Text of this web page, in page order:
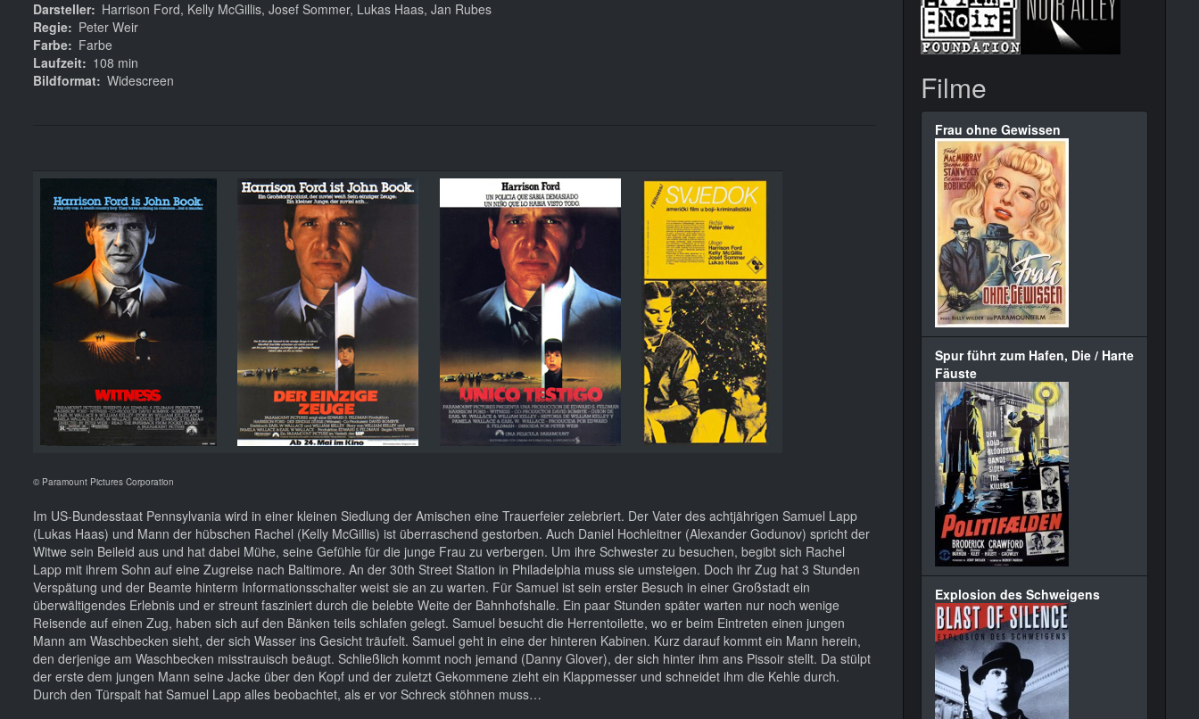
Darsteller
Harrison Ford, Kelly McGillis, Josef Sommer, Lukas Haas, Jan Rubes
Regie
Peter Weir
Farbe
Farbe
Laufzeit
108 min
Bildformat Widescreen
© Paramount Pictures Corporation
Im US-Bundesstaat Pennsylvania wird in einer kleinen Siedlung der Amischen eine Trauerfeier zelebriert. Der Vater des achtjährigen Samuel Lapp
(Lukas Haas) und Mann der hübschen Rachel (Kelly McGillis) ist überraschend gestorben. Auch Daniel Hochleitner (Alexander Godunov) spricht der
Witwe sein Beileid aus und hat dabei Mühe, seine Gefühle für die junge Frau zu verbergen. Um ihre Schwester zu besuchen, begibt sich Rachel
Lapp mit ihrem Sohn auf eine Zugreise nach Baltimore. An der 30th Street Station in Philadelphia muss sie umsteigen. Doch ihr Zug hat 3 Stunden
Verspätung und der Beamte hinterm Informationsschalter weist sie an zu warten. Für Samuel ist sein erster Besuch in einer Großstadt ein
überwältigendes Erlebnis und er streunt fasziniert durch die belebte Weite der Bahnhofshalle. Ein paar Stunden später warten nur noch wenige
Reisende auf einen Zug, haben sich auf den Bänken teils schlafen gelegt. Samuel besucht die Herrentoilette, wo er beim Eintreten einen jungen
Mann am Waschbecken sieht, der sich Wasser ins Gesicht träufelt. Samuel geht in eine der hinteren Kabinen. Kurz darauf kommt ein Mann herein,
den derjenige am Waschbecken misstrauisch beäugt. Schließlich kommt noch jemand (Danny Glover), der sich hinter ihm ans Pissoir stellt. Da stülpt
der erste dem jungen Mann seine Jacke über den Kopf und der zuletzt Gekommene zieht ein Klappmesser und schneidet ihm die Kehle durch.
Durch den Türspalt hat Samuel Lapp alles beobachtet, als er vor Schreck stöhnen muss…
Filme
Frau ohne Gewissen
Spur führt zum Hafen, Die / Harte
Fäuste
Explosion des Schweigens